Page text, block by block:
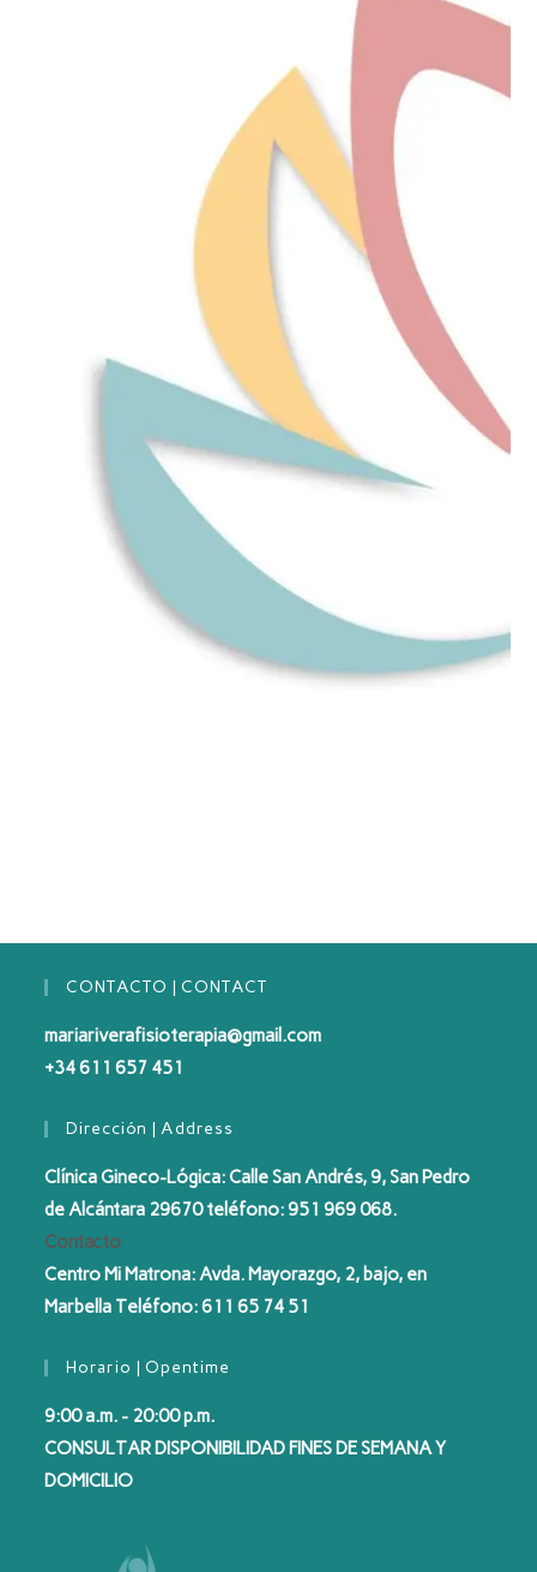
CONTACTO | CONTACT
mariariverafisioterapia@gmail.com
+34 611 657 451
Dirección | Address
Clínica Gineco-Lógica: Calle San Andrés, 9, San Pedro
de Alcántara 29670 teléfono: 951 969 068.
Contacto
Centro Mi Matrona: Avda. Mayorazgo, 2, bajo, en
Marbella Teléfono: 611 65 74 51
Horario | Opentime
9:00 a.m. - 20:00 p.m.
CONSULTAR DISPONIBILIDAD FINES DE SEMANA Y
DOMICILIO